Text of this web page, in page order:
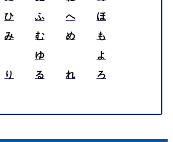
ひ ふ へ
ほ
み む め
も
ゆ
よ
り る れ
ろ